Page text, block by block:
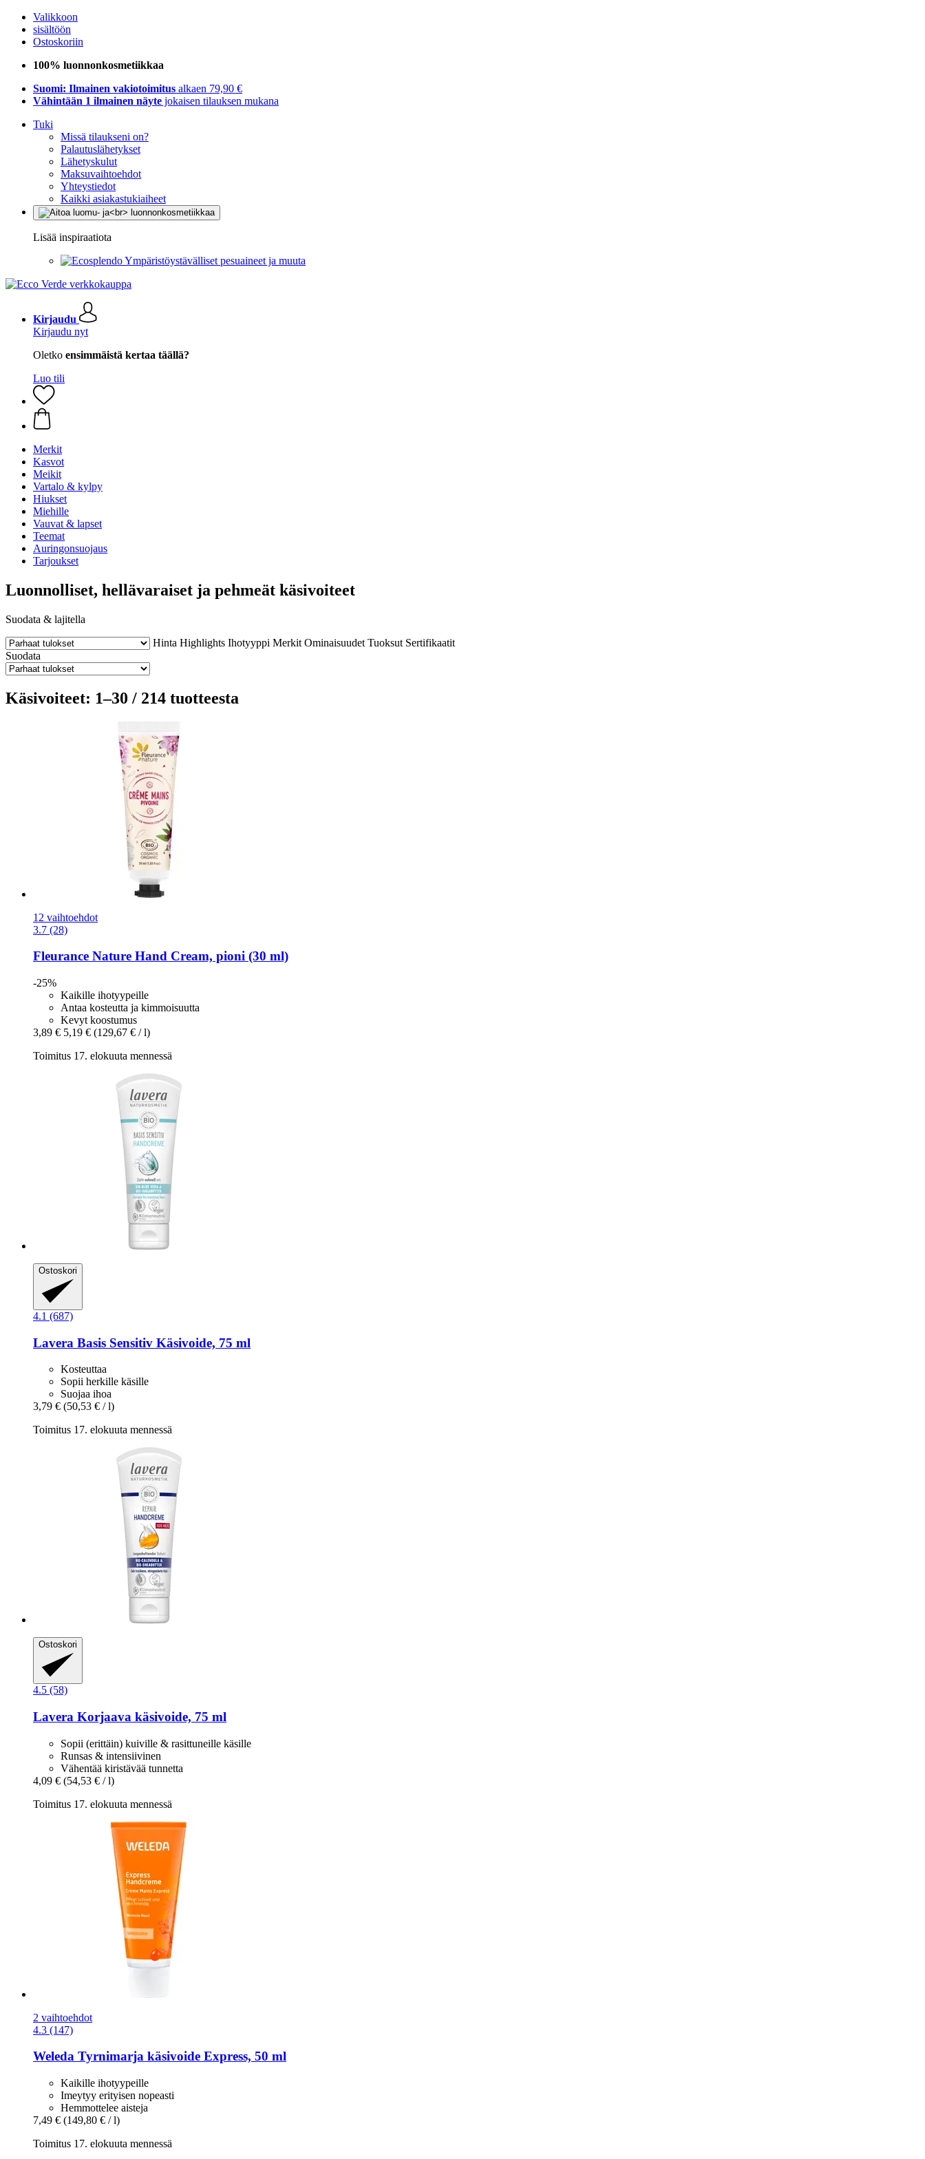
Valikkoon
sisältöön
Ostoskoriin
100% luonnonkosmetiikkaa
Suomi: Ilmainen vakiotoimitus alkaen 79,90 €
Vähintään 1 ilmainen näyte jokaisen tilauksen mukana
Tuki
Missä tilaukseni on?
Palautuslähetykset
Lähetyskulut
Maksuvaihtoehdot
Yhteystiedot
Kaikki asiakastukiaiheet
Lisää inspiraatiota
Ympäristöystävälliset pesuaineet ja muuta
Kirjaudu
Kirjaudu nyt
Oletko ensimmäistä kertaa täällä?
Luo tili
Merkit
Kasvot
Meikit
Vartalo & kylpy
Hiukset
Miehille
Vauvat & lapset
Teemat
Auringonsuojaus
Tarjoukset
Luonnolliset, hellävaraiset ja pehmeät käsivoiteet
Suodata & lajitella
Hinta Highlights Ihotyyppi Merkit Ominaisuudet Tuoksut Sertifikaatit
Suodata
Käsivoiteet: 1–30 / 214 tuotteesta
12 vaihtoehdot
3.7 (28)
Fleurance Nature Hand Cream, pioni (30 ml)
-25%
Kaikille ihotyypeille
Antaa kosteutta ja kimmoisuutta
Kevyt koostumus
3,89 € 5,19 € (129,67 € / l)
Toimitus 17. elokuuta mennessä
Ostoskori
4.1 (687)
Lavera Basis Sensitiv Käsivoide, 75 ml
Kosteuttaa
Sopii herkille käsille
Suojaa ihoa
3,79 € (50,53 € / l)
Toimitus 17. elokuuta mennessä
Ostoskori
4.5 (58)
Lavera Korjaava käsivoide, 75 ml
Sopii (erittäin) kuiville & rasittuneille käsille
Runsas & intensiivinen
Vähentää kiristävää tunnetta
4,09 € (54,53 € / l)
Toimitus 17. elokuuta mennessä
2 vaihtoehdot
4.3 (147)
Weleda Tyrnimarja käsivoide Express, 50 ml
Kaikille ihotyypeille
Imeytyy erityisen nopeasti
Hemmottelee aisteja
7,49 € (149,80 € / l)
Toimitus 17. elokuuta mennessä